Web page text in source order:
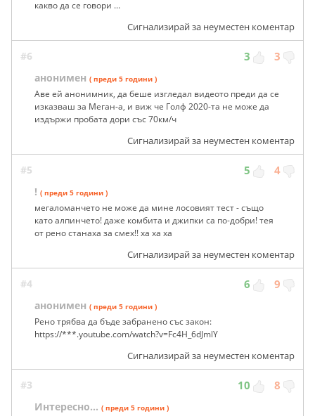
какво да се говори ...
Сигнализирай за неуместен коментар
#6 3 3
анонимен ( преди 5 години )
Аве ей анонимник, да беше изгледал видеото преди да се
изказваш за Меган-а, и виж че Голф 2020-та не може да
издържи пробата дори със 70км/ч
Сигнализирай за неуместен коментар
#5 5 4
! ( преди 5 години )
мегаломанчето не може да мине лосовият тест - също
като алпинчето! даже комбита и джипки са по-добри! тея
от рено станаха за смех!! ха ха ха
Сигнализирай за неуместен коментар
#4 6 9
анонимен ( преди 5 години )
Рено трябва да бъде забранено със закон:
https://***.youtube.com/watch?v=Fc4H_6dJmlY
Сигнализирай за неуместен коментар
#3 10 8
Интересно... ( преди 5 години )